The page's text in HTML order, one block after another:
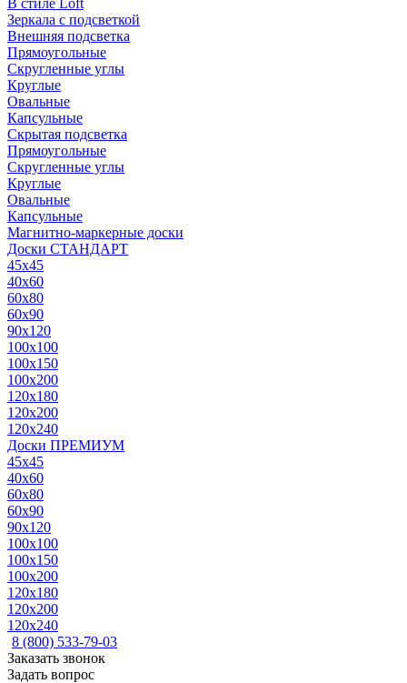
В стиле Loft
Зеркала с подсветкой
Внешняя подсветка
Прямоугольные
Скругленные углы
Круглые
Овальные
Капсульные
Скрытая подсветка
Прямоугольные
Скругленные углы
Круглые
Овальные
Капсульные
Магнитно-маркерные доски
Доски СТАНДАРТ
45x45
40x60
60x80
60x90
90x120
100x100
100x150
100x200
120x180
120x200
120x240
Доски ПРЕМИУМ
45x45
40x60
60x80
60x90
90x120
100x100
100x150
100x200
120x180
120x200
120x240
8 (800) 533-79-03
Заказать звонок
Задать вопрос